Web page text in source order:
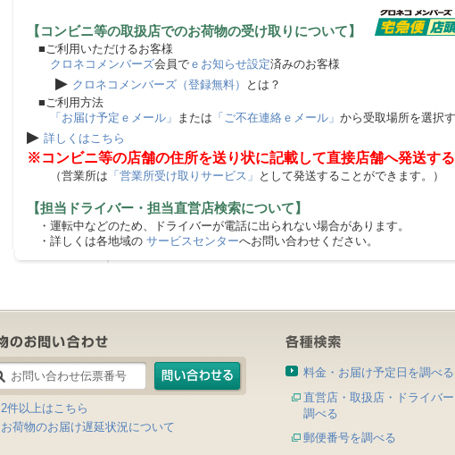
【コンビニ等の取扱店でのお荷物の受け取りについて】
■ご利用いただけるお客様
クロネコメンバーズ会員で ｅお知らせ設定済みのお客様
▶ クロネコメンバーズ（登録無料）
とは？
■ご利用方法
「お届け予定ｅメール」 または 「ご不在連絡ｅメール」 から受取場所を選択
▶ 詳しくはこちら
※コンビニ等の店舗の住所を送り状に記載して直接店舗へ発送する
（営業所は 「営業所受け取りサービス」 として発送することができます。）
【担当ドライバー・担当直営店検索について】
・運転中などのため、ドライバーが電話に出られない場合があります。
・詳しくは各地域の サービスセンターへお問い合わせください。
2件以上はこちら
お荷物のお届け遅延状況について
料金・お届け予定日を調べる
直営店・取扱店・ドライバ
調べる
郵便番号を調べる